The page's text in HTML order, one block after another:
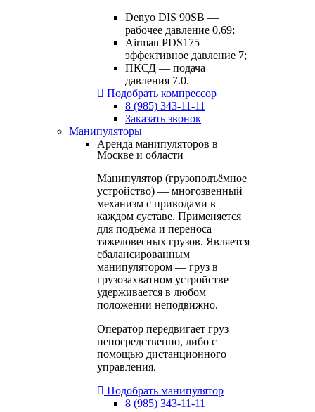
Denyo DIS 90SB —
рабочее давление 0,69;
Airman PDS175 —
эффективное давление 7;
ПКСД — подача
давления 7.0.
Подобрать компрессор
8 (985) 343-11-11
Заказать звонок
Манипуляторы
Аренда манипуляторов в
Москве и области
Манипулятор (грузоподъёмное
устройство) — многозвенный
механизм с приводами в
каждом суставе. Применяется
для подъёма и переноса
тяжеловесных грузов. Является
сбалансированным
манипулятором — груз в
грузозахватном устройстве
удерживается в любом
положении неподвижно.
Оператор передвигает груз
непосредственно, либо с
помощью дистанционного
управления.
Подобрать манипулятор
8 (985) 343-11-11